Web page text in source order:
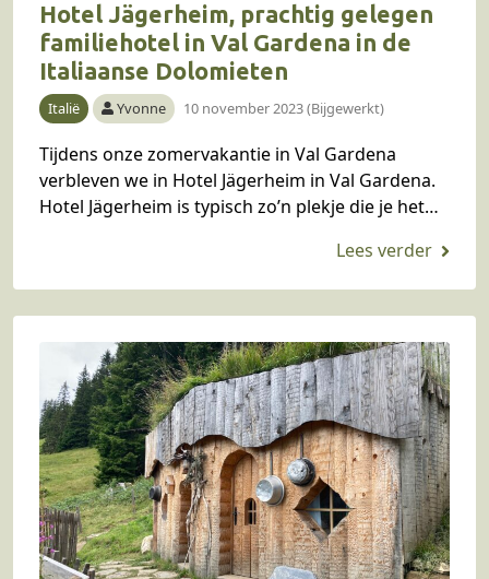
Hotel Jägerheim, prachtig gelegen
familiehotel in Val Gardena in de
Italiaanse Dolomieten
Italië Yvonne 10 november 2023 (Bijgewerkt)
Tijdens onze zomervakantie in Val Gardena
verbleven we in Hotel Jägerheim in Val Gardena.
Hotel Jägerheim is typisch zo’n plekje die je het